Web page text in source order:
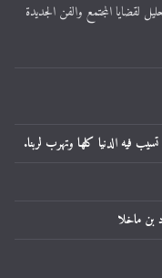
لقضايا المجتمع والفن الجديدة
فيه الدنيا كلها وتهرب لربنا.
بن ماخلا